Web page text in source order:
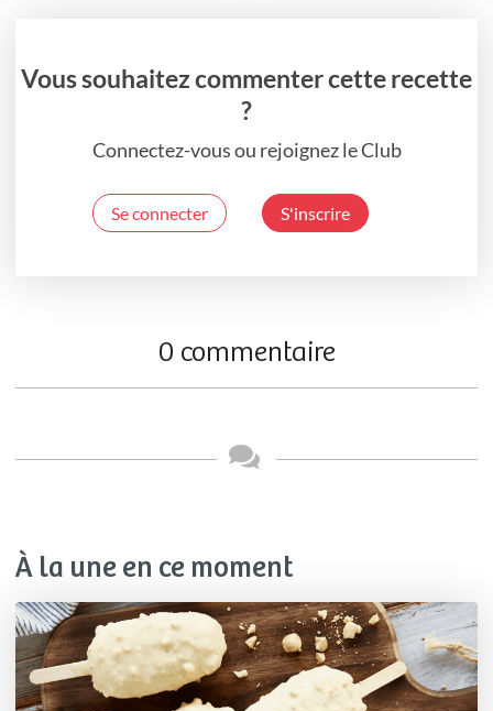
Vous souhaitez commenter cette recette
?
Connectez-vous ou rejoignez le Club
Se connecter S'inscrire
0 commentaire
À la une en ce moment